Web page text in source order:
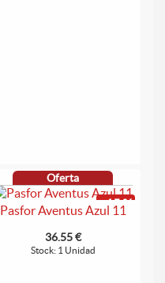
Oferta
- 15 %
Pasfor Aventus Azul 11
36.55 €
Stock: 1 Unidad